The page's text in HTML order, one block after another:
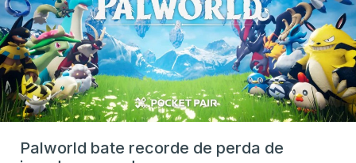
Palworld bate recorde de perda de